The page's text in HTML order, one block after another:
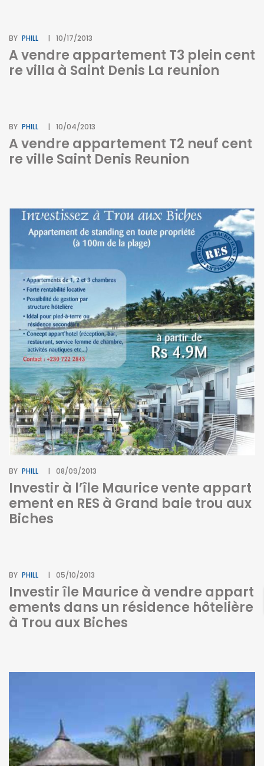
BY PHILL 10/17/2013
A vendre appartement T3 plein cent
re villa à Saint Denis La reunion
BY PHILL 10/04/2013
A vendre appartement T2 neuf cent
re ville Saint Denis Reunion
BY PHILL 08/09/2013
Investir à l’île Maurice vente appart
ement en RES à Grand baie trou aux
Biches
BY PHILL 05/10/2013
Investir île Maurice à vendre appart
ements dans un résidence hôtelière
à Trou aux Biches